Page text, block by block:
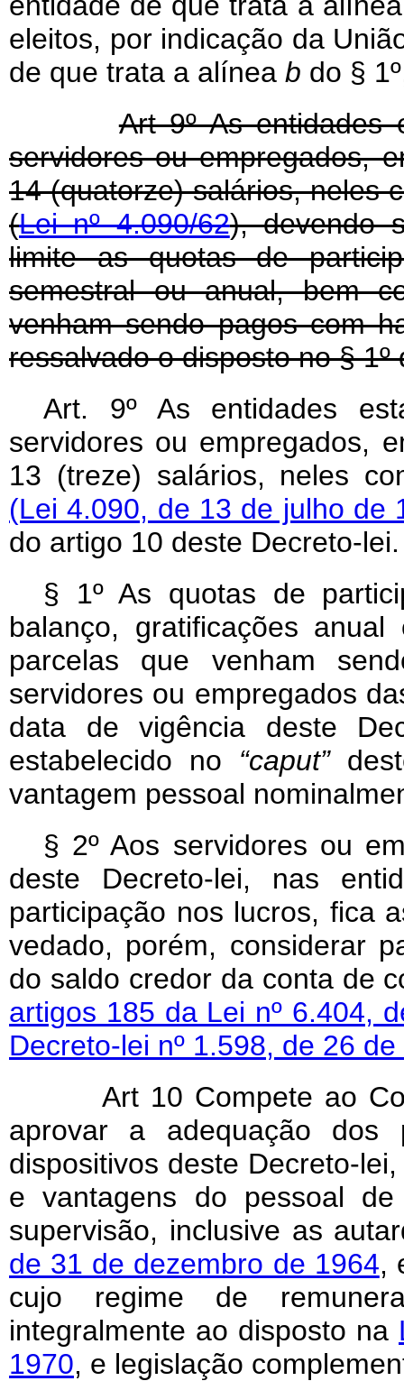
eleitos, por indicação da
de que trata a alínea b do §
Art 9º As entidades
servidores ou empregados,
14 (quatorze) salários, neles
(Lei nº 4.090/62), devendo
limite as quotas de
semestral ou anual, bem
venham sendo pagos com
ressalvado o disposto no § 1º
Art. 9º As entidades
servidores ou empregados,
13 (treze) salários, neles
(Lei 4.090, de 13 de julho de
do artigo 10 deste Decreto-lei.
§ 1º As quotas de
balanço, gratificações
parcelas que venham
servidores ou empregados
data de vigência deste
estabelecido no “caput”
vantagem pessoal
§ 2º Aos servidores ou
deste Decreto-lei, nas
participação nos lucros, fica
vedado, porém, considerar
do saldo credor da conta de
artigos 185 da Lei nº 6.404,
Decreto-lei nº 1.598, de 26
Art 10 Compete ao
aprovar a adequação
dispositivos deste Decreto-
e vantagens do pessoal
supervisão, inclusive as
de 31 de dezembro de 1964,
cujo regime de
integralmente ao disposto na
1970, e legislação